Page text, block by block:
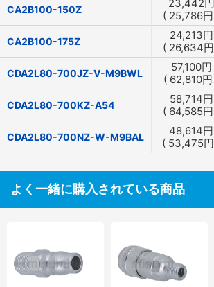
CA2B100-150Z 23,442円
( 25,786円
CA2B100-175Z 24,213円
( 26,634円
CDA2L80-700JZ-V-M9BWL 57,100円
( 62,810円
CDA2L80-700KZ-A54 58,714円
( 64,585円
CDA2L80-700NZ-W-M9BAL 48,614円
( 53,475円
よく一緒に購入されている商品